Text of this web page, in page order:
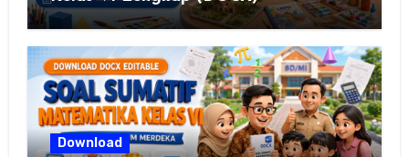
Download